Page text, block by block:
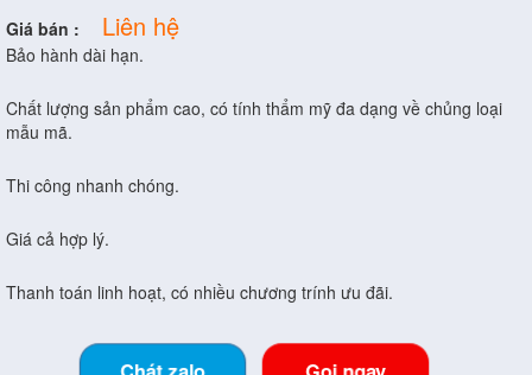
Giá bán : Liên hệ
Bảo hành dài hạn.
Chất lượng sản phẩm cao, có tính thẩm mỹ đa dạng về chủng loại
mẫu mã.
Thi công nhanh chóng.
Giá cả hợp lý.
Thanh toán linh hoạt, có nhiều chương trính ưu đãi.